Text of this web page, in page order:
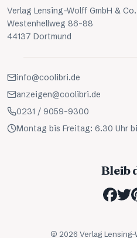
Verlag Lensing-Wolff GmbH & Co.
Westenhellweg 86-88
44137 Dortmund
info@coolibri.de
anzeigen@coolibri.de
0231 / 9059-9300
Montag bis Freitag: 6.30 Uhr
Bleib
© 2026 Verlag Lensing-